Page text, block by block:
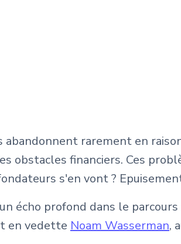
abandonnent rarement en
obstacles financiers. Ces
s'en vont ?
écho profond dans le
en vedette Noam Wasserman,